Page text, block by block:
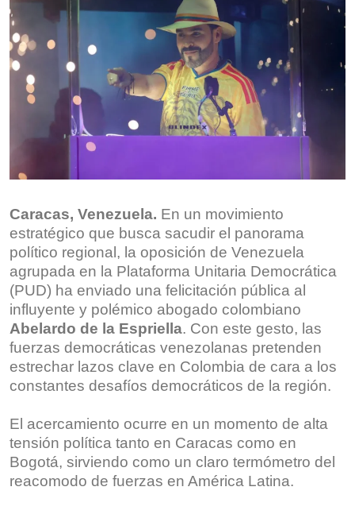
Caracas, Venezuela. En un movimiento
estratégico que busca sacudir el panorama
político regional, la oposición de Venezuela
agrupada en la Plataforma Unitaria Democrática
(PUD) ha enviado una felicitación pública al
influyente y polémico abogado colombiano
Abelardo de la Espriella. Con este gesto, las
fuerzas democráticas venezolanas pretenden
estrechar lazos clave en Colombia de cara a los
constantes desafíos democráticos de la región.
El acercamiento ocurre en un momento de alta
tensión política tanto en Caracas como en
Bogotá, sirviendo como un claro termómetro del
reacomodo de fuerzas en América Latina.